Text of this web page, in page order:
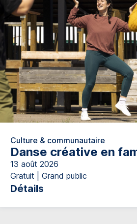
Culture & communautaire
Danse créative en
13 août 2026
Gratuit | Grand public
Détails